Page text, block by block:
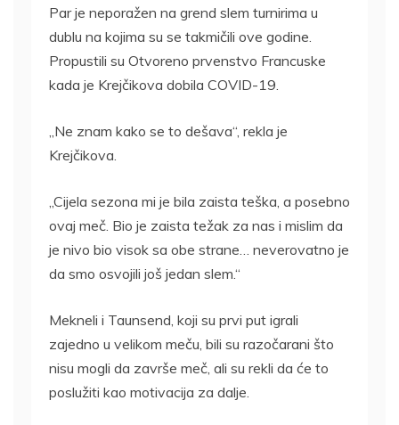
Par je neporažen na grend slem turnirima u
dublu na kojima su se takmičili ove godine.
Propustili su Otvoreno prvenstvo Francuske
kada je Krejčikova dobila COVID-19.
„Ne znam kako se to dešava“, rekla je
Krejčikova.
„Cijela sezona mi je bila zaista teška, a posebno
ovaj meč. Bio je zaista težak za nas i mislim da
je nivo bio visok sa obe strane… neverovatno je
da smo osvojili još jedan slem.“
Mekneli i Taunsend, koji su prvi put igrali
zajedno u velikom meču, bili su razočarani što
nisu mogli da završe meč, ali su rekli da će to
poslužiti kao motivacija za dalje.